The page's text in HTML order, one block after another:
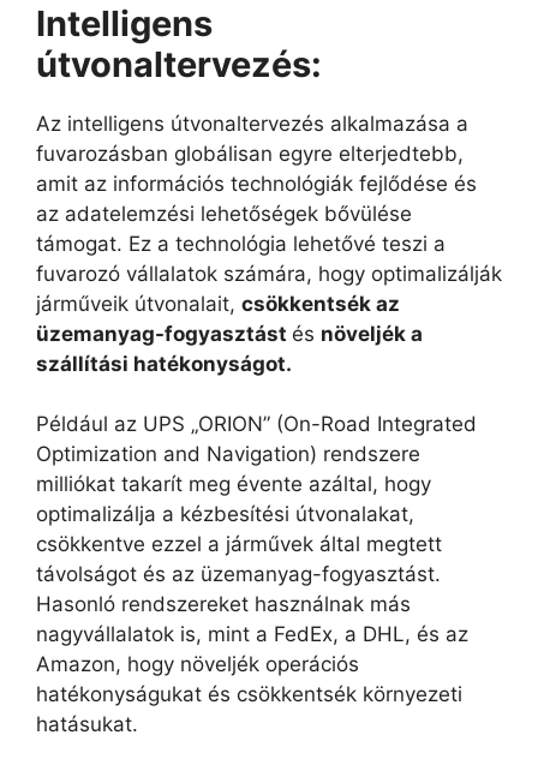
Intelligens
útvonaltervezés:
Az intelligens útvonaltervezés alkalmazása a
fuvarozásban globálisan egyre elterjedtebb,
amit az információs technológiák fejlődése és
az adatelemzési lehetőségek bővülése
támogat. Ez a technológia lehetővé teszi a
fuvarozó vállalatok számára, hogy optimalizálják
járműveik útvonalait, csökkentsék az
üzemanyag-fogyasztást és növeljék a
szállítási hatékonyságot.
Például az UPS „ORION” (On-Road Integrated
Optimization and Navigation) rendszere
milliókat takarít meg évente azáltal, hogy
optimalizálja a kézbesítési útvonalakat,
csökkentve ezzel a járművek által megtett
távolságot és az üzemanyag-fogyasztást.
Hasonló rendszereket használnak más
nagyvállalatok is, mint a FedEx, a DHL, és az
Amazon, hogy növeljék operációs
hatékonyságukat és csökkentsék környezeti
hatásukat.